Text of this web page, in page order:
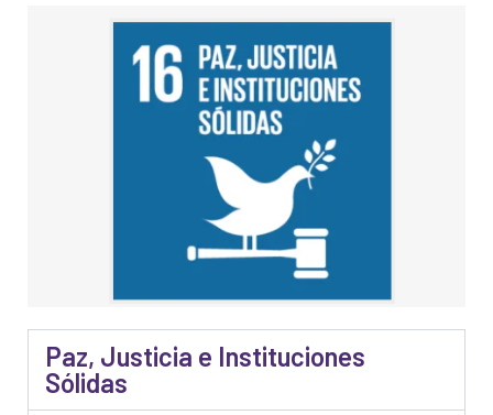
Paz, Justicia e Instituciones
Sólidas